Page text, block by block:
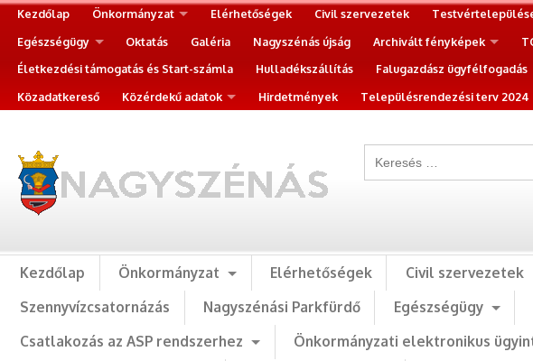
Kezdőlap Önkormányzat Elérhetőségek Civil szervezetek
Egészségügy
Oktatás Galéria Nagyszénás újság Archivált fényképek
Életkezdési támogatás és Start-számla
Hulladékszállítás Falugazdász ügyfélfogadás
Közadatkereső
Közérdekű adatok Hirdetmények Településrendezési terv 2024
Kezdőlap Önkormányzat Elérhetőségek Civil szervezetek
Szennyvízcsatornázás
Nagyszénási Parkfürdő Egészségügy
Csatlakozás az ASP rendszerhez
Önkormányzati elektronikus